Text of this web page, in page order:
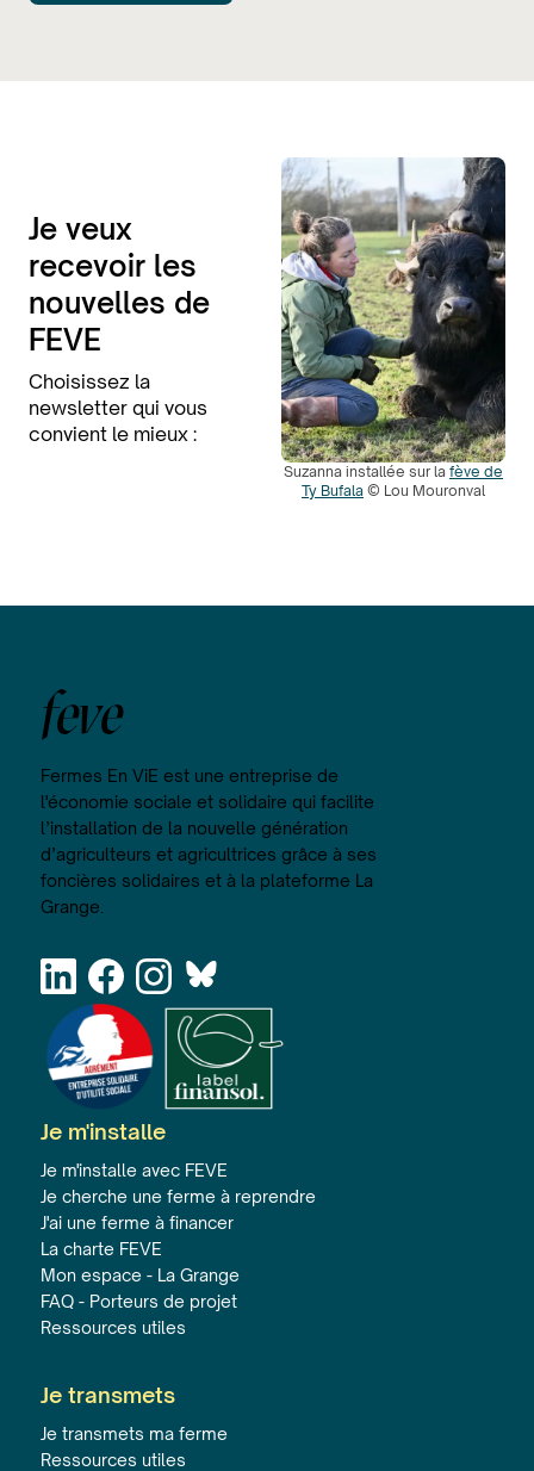
Je veux
recevoir les
nouvelles de
FEVE
Choisissez la
newsletter qui vous
convient le mieux :
Suzanna installée sur la fève de
Ty Bufala © Lou Mouronval
feve
Fermes En ViE est une entreprise de
l'économie sociale et solidaire qui facilite
l’installation de la nouvelle génération
d’agriculteurs et agricultrices grâce à ses
foncières solidaires et à la plateforme La
Grange.
Je m'installe
Je m'installe avec FEVE
Je cherche une ferme à reprendre
J'ai une ferme à financer
La charte FEVE
Mon espace - La Grange
FAQ - Porteurs de projet
Ressources utiles
Je transmets
Je transmets ma ferme
Ressources utiles